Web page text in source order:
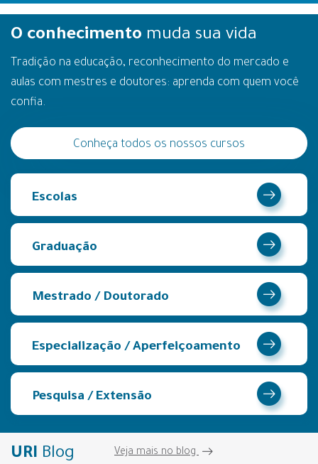
O conhecimento muda sua vida
Tradição na educação, reconhecimento do mercado e
aulas com mestres e doutores: aprenda com quem você
confia.
Conheça todos os nossos cursos
Escolas
Graduação
Mestrado / Doutorado
Especialização / Aperfeiçoamento
Pesquisa / Extensão
URI Blog Veja mais no blog